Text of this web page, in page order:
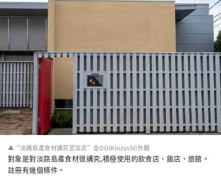
▲“淡路島產食材講究宣言店”金OO(Kinzushi)外觀
對象是對淡路島產食材很講究,積極使用的飲食店、飯店、旅館。
註冊有幾個條件。